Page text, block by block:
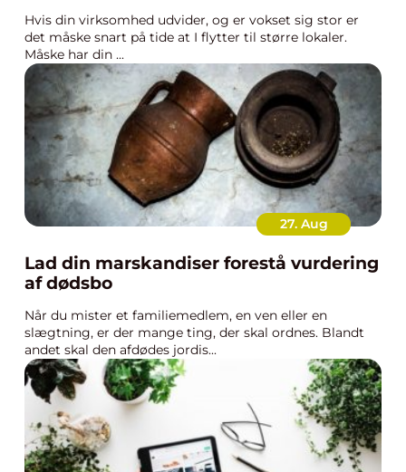
Hvis din virksomhed udvider, og er vokset sig stor er
det måske snart på tide at I flytter til større lokaler.
Måske har din ...
27. Aug
Lad din marskandiser forestå vurdering
af dødsbo
Når du mister et familiemedlem, en ven eller en
slægtning, er der mange ting, der skal ordnes. Blandt
andet skal den afdødes jordis...